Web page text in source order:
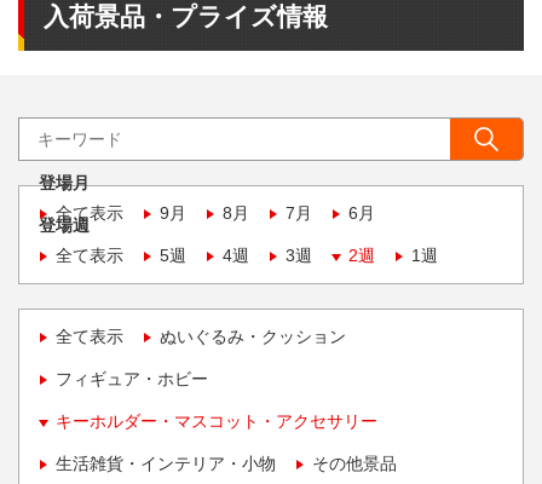
入荷景品・プライズ情報
登場月
全て表示
9月 8月 7月 6月
登場週
全て表示
5週 4週 3週 2週 1週
全て表示 ぬいぐるみ・クッション
フィギュア・ホビー
キーホルダー・マスコット・アクセサリー
生活雑貨・インテリア・小物 その他景品